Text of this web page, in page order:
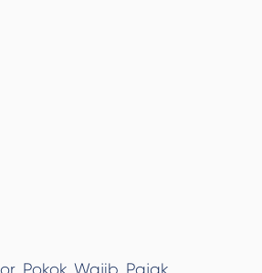
Pokok Wajib Pajak